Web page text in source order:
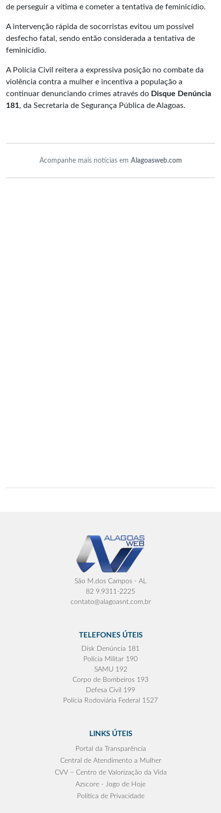
de perseguir a vítima e cometer a tentativa de feminicídio.
A intervenção rápida de socorristas evitou um possível
desfecho fatal, sendo então considerada a tentativa de
feminicídio.
A Polícia Civil reitera a expressiva posição no combate da
violência contra a mulher e incentiva a população a
continuar denunciando crimes através do Disque Denúncia
181, da Secretaria de Segurança Pública de Alagoas.
Acompanhe mais notícias em Alagoasweb.com
São M.dos Campos - AL
82 9.9311-2225
contato@alagoasnt.com.br
TELEFONES ÚTEIS
Disk Denúncia 181
Polícia Militar 190
SAMU 192
Corpo de Bombeiros 193
Defesa Civil 199
Polícia Rodoviária Federal 1527
LINKS ÚTEIS
Portal da Transparência
Central de Atendimento a Mulher
CVV – Centro de Valorização da Vida
Azscore - Jogo de Hoje
Política de Privacidade